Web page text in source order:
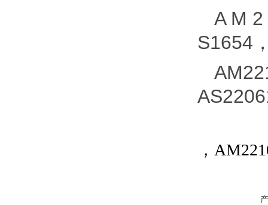
A M
S1654
，